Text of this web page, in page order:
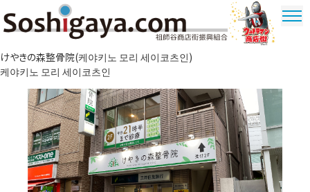
祖師谷 상가
けやきの森整骨院(케야키노 모리 세이코츠인)
케야키노 모리 세이코츠인